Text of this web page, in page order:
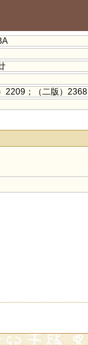
2209；（二版）2368